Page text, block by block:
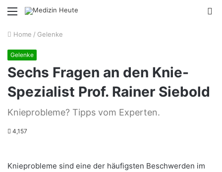
Menu
Home / Gelenke
Gelenke
Sechs Fragen an den Knie-
Spezialist Prof. Rainer Siebold
Knieprobleme? Tipps vom Experten.
4,157
Knieprobleme sind eine der häufigsten Beschwerden im